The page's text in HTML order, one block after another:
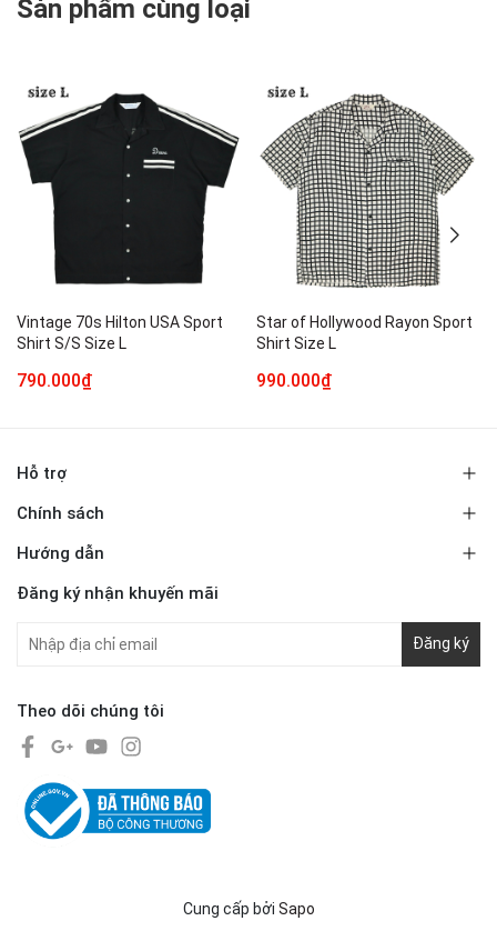
Sản phẩm cùng loại
Vintage 70s Hilton USA Sport
Shirt S/S Size L
790.000₫
Star of Hollywood Rayon Sport
Shirt Size L
990.000₫
Hỗ trợ
Chính sách
Hướng dẫn
Đăng ký nhận khuyến mãi
Đăng ký
Theo dõi chúng tôi
Cung cấp bởi Sapo